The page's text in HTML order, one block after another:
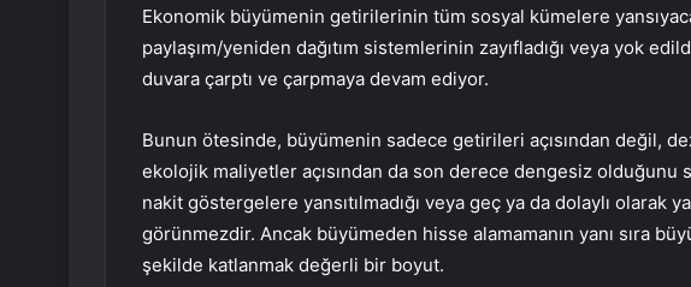
Ekonomik büyümenin getirilerinin tüm sosyal kümelere
paylaşım/yeniden dağıtım sistemlerinin zayıfladığı veya yok
duvara çarptı ve çarpmaya devam ediyor.
Bunun ötesinde, büyümenin sadece getirileri açısından değil,
ekolojik maliyetler açısından da son derece dengesiz
nakit göstergelere yansıtılmadığı veya geç ya da dolaylı olarak
görünmezdir. Ancak büyümeden hisse alamamanın yanı sıra
şekilde katlanmak değerli bir boyut.